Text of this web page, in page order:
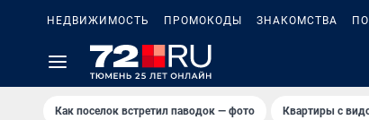
НЕДВИЖИМОСТЬ ПРОМОКОДЫ ЗНАКОМСТВА
Как поселок встретил паводок — фото Квартиры с